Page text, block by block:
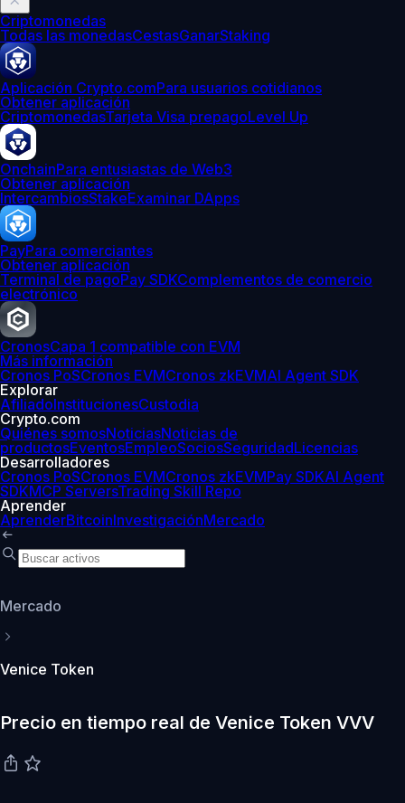
Criptomonedas
Todas las monedasCestasGanarStaking
Aplicación Crypto.comPara usuarios cotidianos
Obtener aplicación
CriptomonedasTarjeta Visa prepagoLevel Up
OnchainPara entusiastas de Web3
Obtener aplicación
IntercambiosStakeExaminar DApps
PayPara comerciantes
Obtener aplicación
Terminal de pagoPay SDKComplementos de comercio
electrónico
CronosCapa 1 compatible con EVM
Más información
Cronos PoSCronos EVMCronos zkEVMAI Agent SDK
Explorar
AfiliadoInstitucionesCustodia
Crypto.com
Quiénes somosNoticiasNoticias de
productosEventosEmpleoSociosSeguridadLicencias
Desarrolladores
Cronos PoSCronos EVMCronos zkEVMPay SDKAI Agent
SDKMCP ServersTrading Skill Repo
Aprender
AprenderBitcoinInvestigaciónMercado
Mercado
Venice Token
Precio en tiempo real de Venice Token VVV